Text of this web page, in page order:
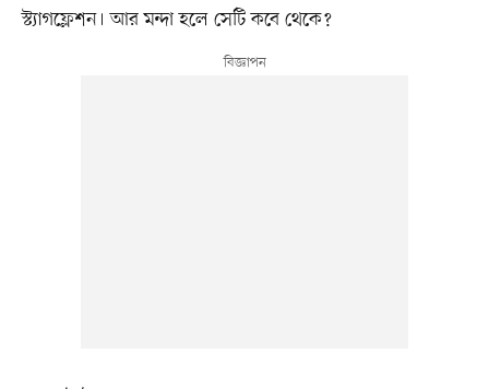
স্ট্যাগফ্লেশন। আর মন্দা হলে সেটি কবে থেকে?